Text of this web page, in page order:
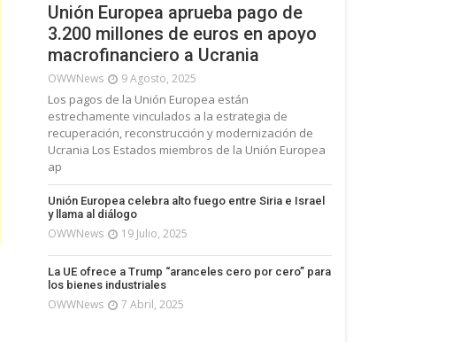
Unión Europea aprueba pago de
3.200 millones de euros en apoyo
macrofinanciero a Ucrania
OWWNews 9 Agosto, 2025
Los pagos de la Unión Europea están
estrechamente vinculados a la estrategia de
recuperación, reconstrucción y modernización de
Ucrania Los Estados miembros de la Unión Europea
ap
Unión Europea celebra alto fuego entre Siria e Israel
y llama al diálogo
OWWNews 19 Julio, 2025
La UE ofrece a Trump “aranceles cero por cero” para
los bienes industriales
OWWNews 7 Abril, 2025